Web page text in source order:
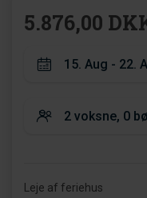
5.876,00
Leje af feriehus